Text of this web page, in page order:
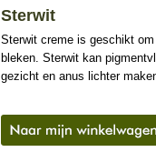
Sterwit
Sterwit creme is geschikt
bleken. Sterwit kan
gezicht en anus lichter